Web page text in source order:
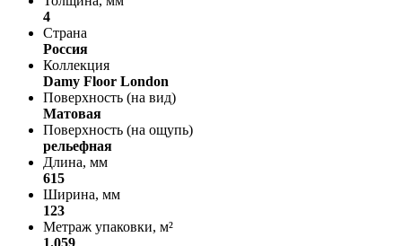
4
Страна
Россия
Коллекция
Damy Floor London
Поверхность (на вид)
Матовая
Поверхность (на ощупь)
рельефная
Длина, мм
615
Ширина, мм
123
Метраж упаковки, м²
1.059